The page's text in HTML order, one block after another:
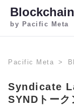
by Pacific Meta
Pacific Meta
Syndicate
SYNDトーク